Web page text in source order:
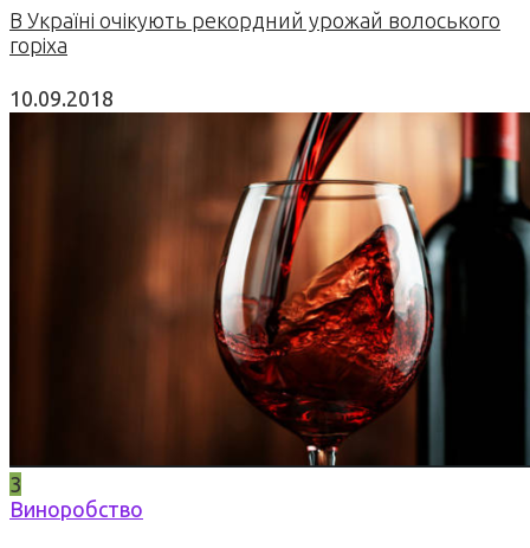
В Україні очікують рекордний урожай волоського
горіха
10.09.2018
3
Виноробство